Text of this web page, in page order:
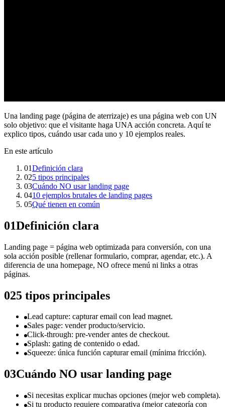
Una landing page (página de aterrizaje) es una página web con UN
solo objetivo: que el visitante haga UNA acción concreta. Aquí te
explico tipos, cuándo usar cada uno y 10 ejemplos reales.
En este artículo
01Definición clara
025 tipos principales
03Cuándo NO usar landing page
0410 ejemplos brutales de landing pages
05Qué tienen en común
01Definición clara
Landing page = página web optimizada para conversión, con una
sola acción posible (rellenar formulario, comprar, agendar, etc.). A
diferencia de una homepage, NO ofrece menú ni links a otras
páginas.
025 tipos principales
Lead capture: capturar email con lead magnet.
Sales page: vender producto/servicio.
Click-through: pre-vender antes de checkout.
Splash: gating de contenido o edad.
Squeeze: única función capturar email (mínima fricción).
03Cuándo NO usar landing page
Si necesitas explicar muchas opciones (mejor web completa).
Si tu producto requiere comparativa (mejor categoría con